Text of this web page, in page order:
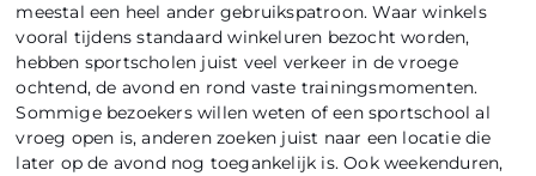
meestal een heel ander gebruikspatroon. Waar winkels
vooral tijdens standaard winkeluren bezocht worden,
hebben sportscholen juist veel verkeer in de vroege
ochtend, de avond en rond vaste trainingsmomenten.
Sommige bezoekers willen weten of een sportschool al
vroeg open is, anderen zoeken juist naar een locatie die
later op de avond nog toegankelijk is. Ook weekenduren,